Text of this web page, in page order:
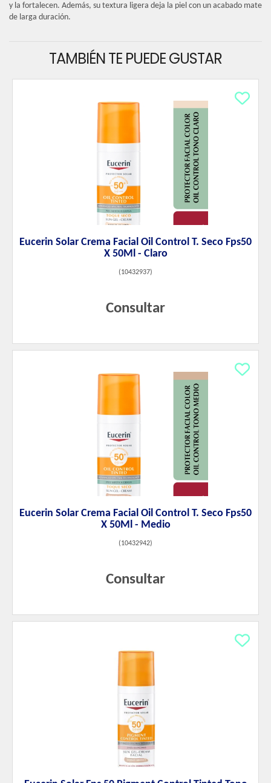
y la fortalecen. Además, su textura ligera deja la piel con un acabado mate
de larga duración.
TAMBIÉN TE PUEDE GUSTAR
Eucerin Solar Crema Facial Oil Control T. Seco Fps50
X 50Ml - Claro
(10432937)
Consultar
Eucerin Solar Crema Facial Oil Control T. Seco Fps50
X 50Ml - Medio
(10432942)
Consultar